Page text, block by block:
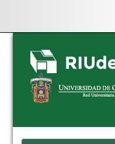
Skip
navigation